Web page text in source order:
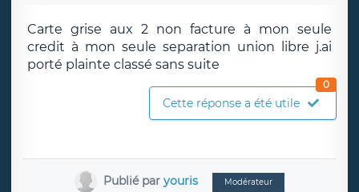
Carte grise aux 2 non facture à mon seule
credit à mon seule separation union libre j.ai
porté plainte classé sans suite
Cette réponse a été utile
0
Publié par youris Modérateur